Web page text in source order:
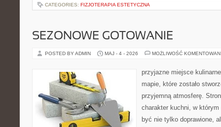
CATEGORIES: FIZJOTERAPIA ESTETYCZNA
SEZONOWE GOTOWANIE
POSTED BY ADMIN MAJ - 4 - 2026 MOŻLIWOŚĆ
przyjazne miejsce
mapie, które zostało
przyjemną atmosferę.
charakter kuchni, w
być nie tylko doprawione,